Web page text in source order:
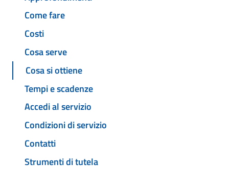
Come fare
Costi
Cosa serve
Cosa si ottiene
Tempi e scadenze
Accedi al servizio
Condizioni di servizio
Contatti
Strumenti di tutela